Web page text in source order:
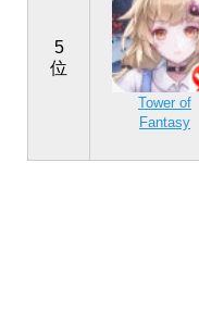
5
位
Tower of
Fantasy